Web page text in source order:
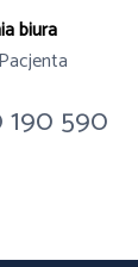
biura
590